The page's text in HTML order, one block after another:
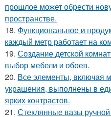
прошлое может обрести
пространстве.
18. Функциональное и
каждый метр работает на
19. Создание детской
выбор мебели и обоев.
20. Все элементы, включая
украшения, выполнены в
ярких контрастов.
21. Стеклянные вазы ручной